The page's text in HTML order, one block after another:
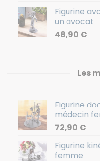
Figurine
un avocat
48,90 €
Les
Figurine
médecin
72,90 €
Figurine
femme